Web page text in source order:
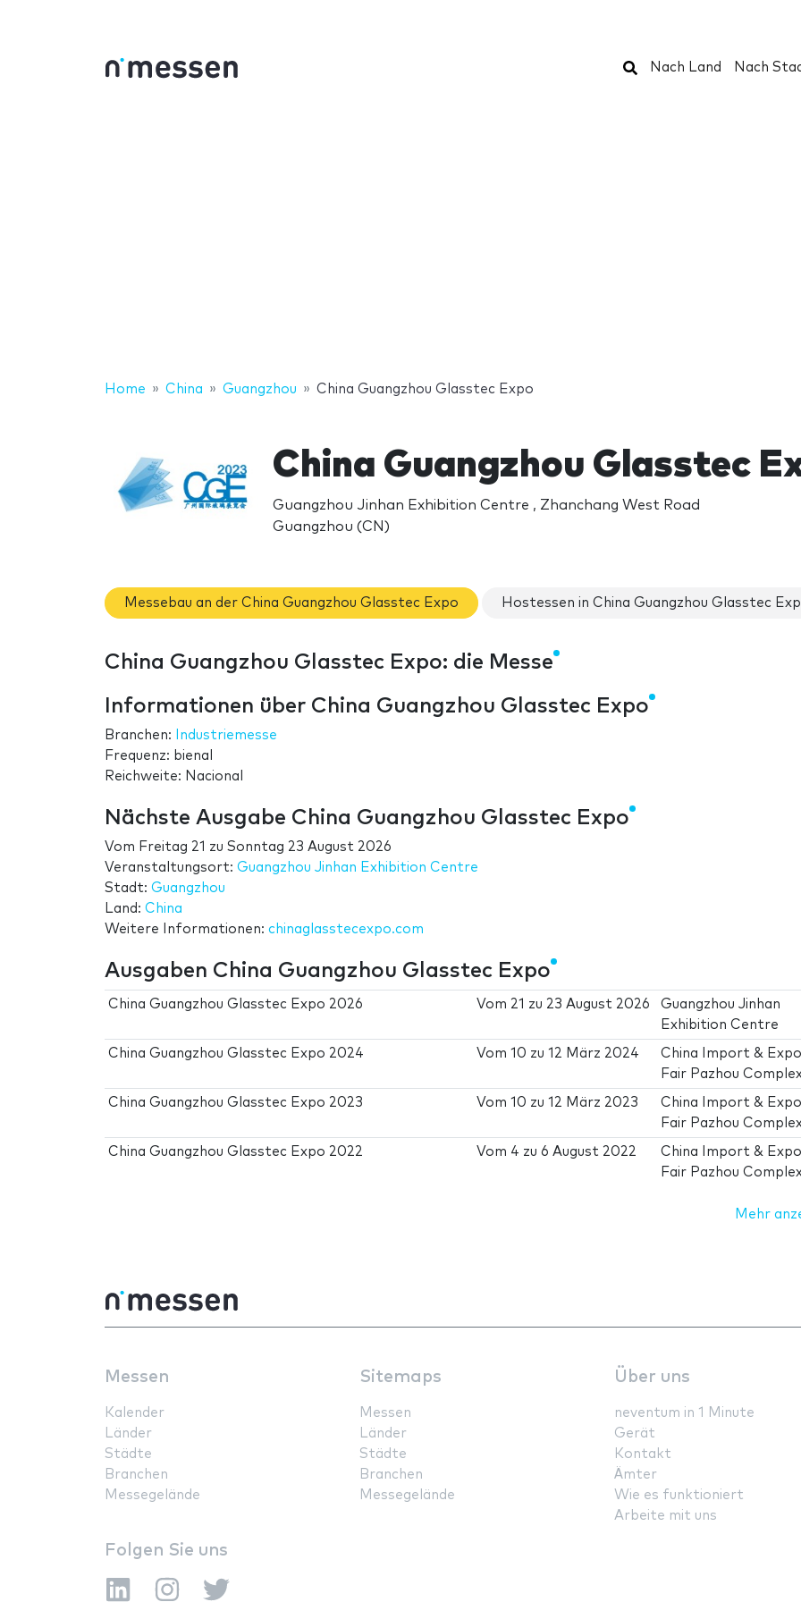
Suchen
Nach Land Nach
Home China Guangzhou China Guangzhou Glasstec Expo
China Guangzhou Glasstec
Guangzhou Jinhan Exhibition Centre , Zhanchang West Road
Guangzhou (CN)
Messebau an der China Guangzhou Glasstec Expo Hostessen in China Guangzhou Glasstec
China Guangzhou Glasstec Expo: die Messe
Informationen über China Guangzhou Glasstec Expo
Branchen:
Industriemesse
Frequenz: bienal
Reichweite: Nacional
Nächste Ausgabe China Guangzhou Glasstec Expo
Vom Freitag 21 zu Sonntag 23 August 2026
Veranstaltungsort: Guangzhou Jinhan Exhibition Centre
Stadt: Guangzhou
Land: China
Weitere Informationen: chinaglasstecexpo.com
Ausgaben China Guangzhou Glasstec Expo
China Guangzhou Glasstec Expo 2026 Vom 21 zu 23 August 2026
Guangzhou Jinhan
Exhibition Centre
China Guangzhou Glasstec Expo 2024 Vom10 zu12 März 2024
China Import &
Fair Pazhou
China Guangzhou Glasstec Expo 2023 Vom10 zu12 März 2023
China Import &
Fair Pazhou
China Guangzhou Glasstec Expo 2022 Vom 4 zu6 August 2022
China Import &
Fair Pazhou
Mehr
Messen
Kalender
Länder
Städte
Branchen
Messegelände
Sitemaps
Messen
Länder
Städte
Branchen
Messegelände
Über uns
neventum in 1 Minute
Gerät
Kontakt
Ämter
Wie es funktioniert
Arbeite mit uns
Folgen Sie uns